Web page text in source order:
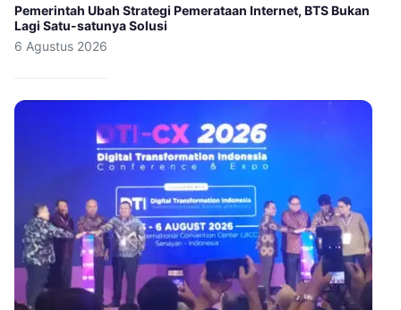
Pemerintah Ubah Strategi Pemerataan Internet, BTS Bukan
Lagi Satu-satunya Solusi
6 Agustus 2026